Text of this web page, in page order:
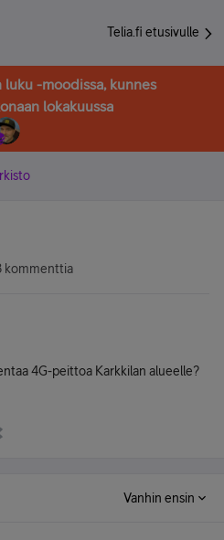
Telia.fi etusivulle
luku -moodissa, kunnes
lokakuussa
kommenttia
4G-peittoa Karkkilan alueelle?
Vanhin ensin